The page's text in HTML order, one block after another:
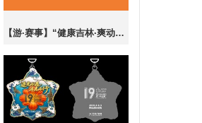
【游·赛事】“健康吉林·爽动盛夏”梅河口市2026全民乐跑嘉年华暨CBS10K公开赛梅河口站！